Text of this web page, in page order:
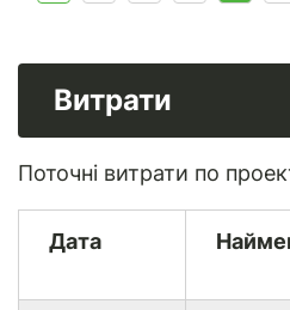
Витрати
Поточні витрати по
Дата